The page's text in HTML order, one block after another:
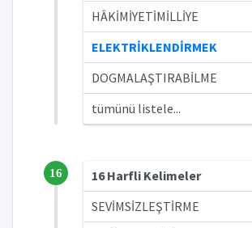
HÂKİMİYETİMİLLİYE
ELEKTRİKLENDİRMEK
DOGMALAŞTIRABİLME
tümünü listele...
16
16 Harfli Kelimeler
SEVİMSİZLEŞTİRME